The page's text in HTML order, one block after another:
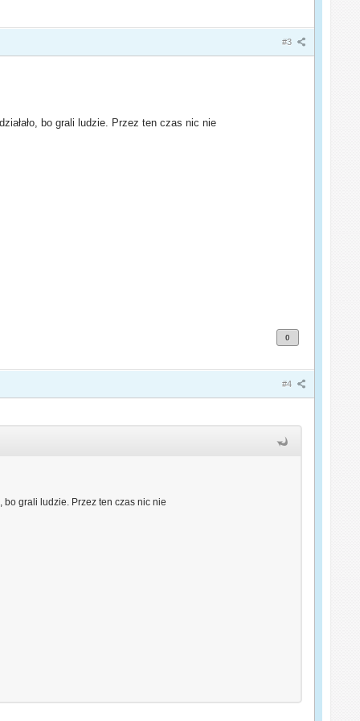
#3
bo grali ludzie. Przez ten czas nic nie
0
#4
bo grali ludzie. Przez ten czas nic nie